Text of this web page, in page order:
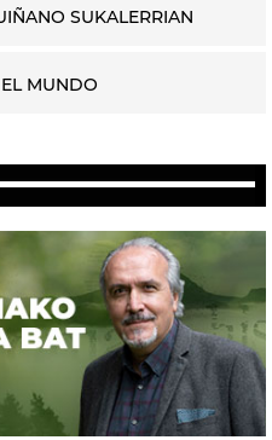
SUKALERRIAN
MUNDO